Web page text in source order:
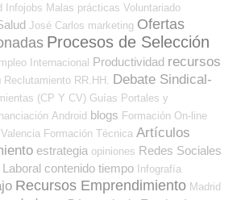
Infojobs Malas prácticas Voluntariado
José Carlos marketing Ofertas
Procesos de Selección
Internacional Productividad recursos
Reclutamiento RR.HH.
Debate Sindical-
(CP Y CV) Guías Portales y
Android blogs Formación On-line
Valencia Formación Técnica Artículos
estrategia opiniones Redes Sociales
contenido tiempo Infografía
Recursos Emprendimiento Madrid